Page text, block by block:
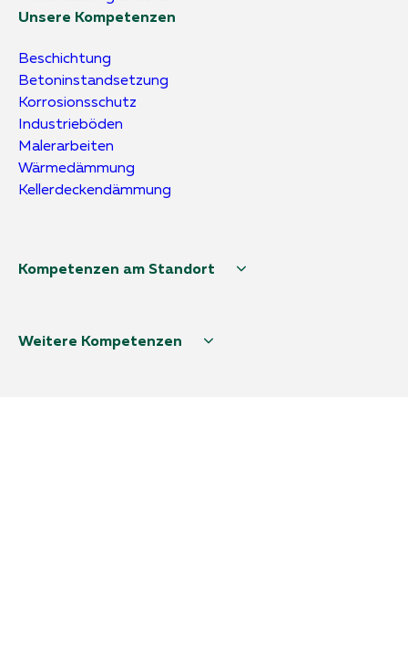
Unsere Kompetenzen
Beschichtung
Betoninstandsetzung
Korrosionsschutz
Industrieböden
Malerarbeiten
Wärmedämmung
Kellerdeckendämmung
Kompetenzen am Standort
Weitere Kompetenzen